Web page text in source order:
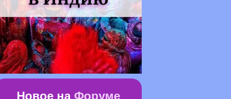
Новое на Форуме